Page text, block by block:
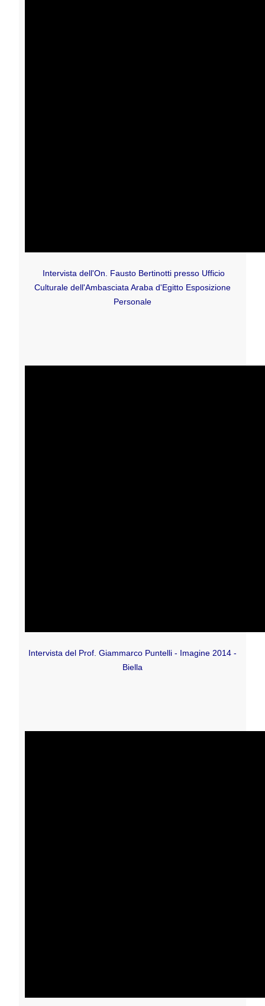
Intervista dell'On. Fausto Bertinotti presso Ufficio
Culturale dell'Ambasciata Araba d'Egitto Esposizione
Personale
Intervista del Prof. Giammarco Puntelli - Imagine 2014 -
Biella